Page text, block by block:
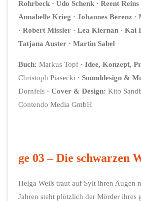
Rohrbeck ·Udo Schenk · Reent Reins
Annabelle Krieg · Johannes Berenz ·
· Robert Missler · Lea Kiernan · Kai
Tatjana Auster · Martin Sabel
Buch:Markus Topf ·Idee, Konzept,
Christoph Piasecki ·Sounddesign &
Dornfels ·Cover & Design: Kito
Contendo Media GmbH
ge 03 – Die schwarzen
Helga Weiß traut auf Sylt ihren Augen
Jahren steht plötzlich der Mörder ihres